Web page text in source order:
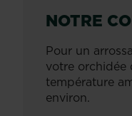
NOTRE
Pour un
votre orchidée
température
environ.